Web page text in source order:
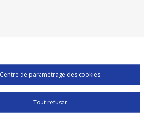
Centre de paramétrage des cookies
Tout refuser